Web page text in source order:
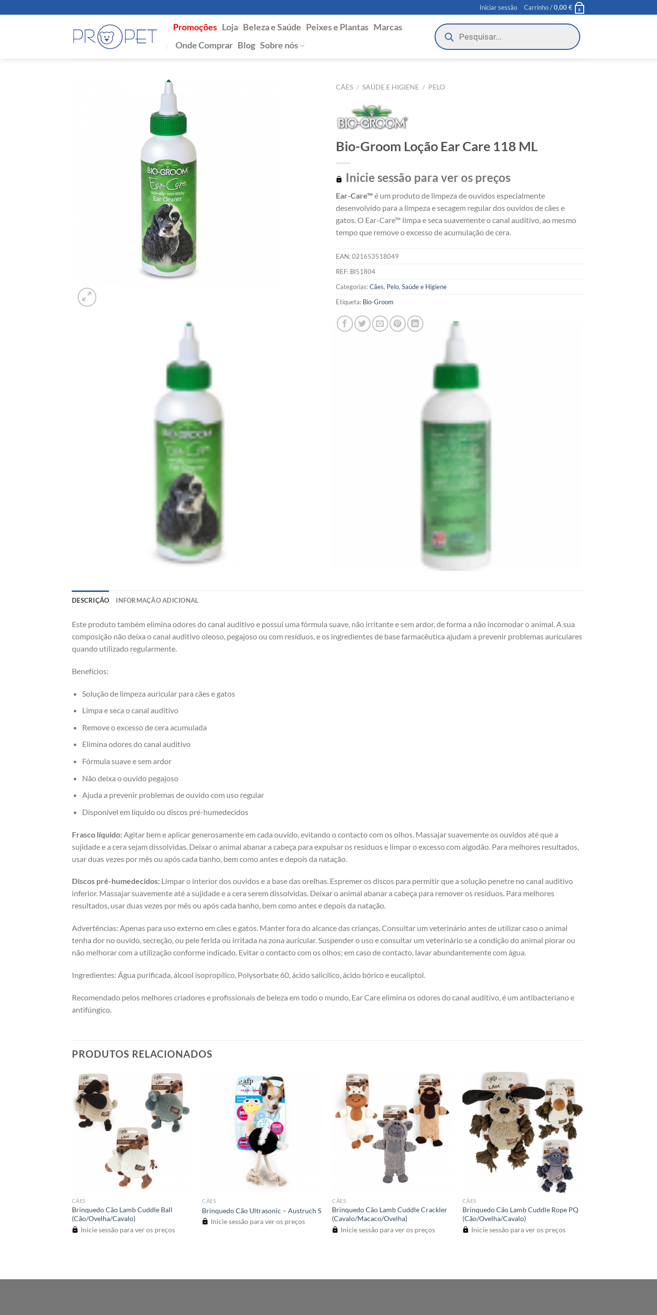
to
Iniciar sessão Carrinho /0,00€ 0
Promoções Loja Beleza e Saúde Peixes e Plantas Marcas
Onde Comprar Blog Sobre nós
Products
search
CÃES / SAÚDE E HIGIENE / PELO
Bio-Groom Loção Ear Care 118 ML
Inicie sessão para ver os preços
Ear-Care™ é um produto de limpeza de ouvidos especialmente
desenvolvido para a limpeza e secagem regular dos ouvidos de cães e
gatos. O Ear-Care™ limpa e seca suavemente o canal auditivo, ao mesmo
tempo que remove o excesso de acumulação de cera.
EAN:021653518049
REF: BI51804
Categorias:Cães, Pelo, Saúde e Higiene
Etiqueta: Bio-Groom
DESCRIÇÃO INFORMAÇÃO ADICIONAL
Este produto também elimina odores do canal auditivo e possui uma fórmula suave, não irritante e sem ardor, de forma a não incomodar o animal. A sua
composição não deixa o canal auditivo oleoso, pegajoso ou com resíduos, e os ingredientes de base farmacêutica ajudam a prevenir problemas auriculares
quando utilizado regularmente.
Benefícios:
Solução de limpeza auricular para cães e gatos
Limpa e seca o canal auditivo
Remove o excesso de cera acumulada
Elimina odores do canal auditivo
Fórmula suave e sem ardor
Não deixa o ouvido pegajoso
Ajuda a prevenir problemas de ouvido com uso regular
Disponível em líquido ou discos pré-humedecidos
Frasco líquido: Agitar bem e aplicar generosamente em cada ouvido, evitando o contacto com os olhos. Massajar suavemente os ouvidos até que a
sujidade e a cera sejam dissolvidas. Deixar o animal abanar a cabeça para expulsar os resíduos e limpar o excesso com algodão. Para melhores resultados,
usar duas vezes por mês ou após cada banho, bem como antes e depois da natação.
Discos pré-humedecidos: Limpar o interior dos ouvidos e a base das orelhas. Espremer os discos para permitir que a solução penetre no canal auditivo
inferior. Massajar suavemente até a sujidade e a cera serem dissolvidas. Deixar o animal abanar a cabeça para remover os resíduos. Para melhores
resultados, usar duas vezes por mês ou após cada banho, bem como antes e depois da natação.
Advertências: Apenas para uso externo em cães e gatos. Manter fora do alcance das crianças. Consultar um veterinário antes de utilizar caso o animal
tenha dor no ouvido, secreção, ou pele ferida ou irritada na zona auricular. Suspender o uso e consultar um veterinário se a condição do animal piorar ou
não melhorar com a utilização conforme indicado. Evitar o contacto com os olhos; em caso de contacto, lavar abundantemente com água.
Ingredientes: Água purificada, álcool isopropílico, Polysorbate 60, ácido salicílico, ácido bórico e eucaliptol.
Recomendado pelos melhores criadores e profissionais de beleza em todo o mundo, Ear Care elimina os odores do canal auditivo, é um antibacteriano e
antifúngico.
PRODUTOS RELACIONADOS
CÃES
Brinquedo Cão Lamb Cuddle Ball
(Cão/Ovelha/Cavalo)
Inicie sessão para ver os preços
CÃES
Brinquedo Cão Ultrasonic – Austruch S
Inicie sessão para ver os preços
CÃES
Brinquedo Cão Lamb Cuddle Crackler
(Cavalo/Macaco/Ovelha)
Inicie sessão para ver os preços
CÃES
Brinquedo Cão Lamb Cuddle Rope PQ
(Cão/Ovelha/Cavalo)
Inicie sessão para ver os preços